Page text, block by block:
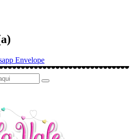
Envelope